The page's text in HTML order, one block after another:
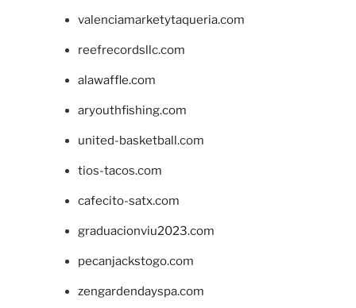
valenciamarketytaqueria.com
reefrecordsllc.com
alawaffle.com
aryouthfishing.com
united-basketball.com
tios-tacos.com
cafecito-satx.com
graduacionviu2023.com
pecanjackstogo.com
zengardendayspa.com